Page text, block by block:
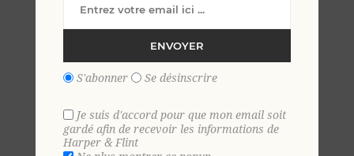
velours éponge 4 XL VERT DE
GRIS
59,00 €
EN STOCK
ENVOYER
S'abonner Se désinscrire
Je suis d'accord pour que mon email soit
gardé afin de recevoir les informations de
Harper & Flint